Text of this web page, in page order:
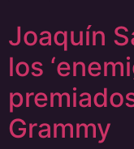
Joaquín
los
Grammy